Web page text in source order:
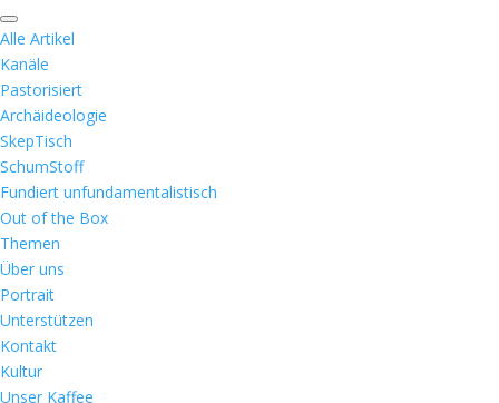
Alle Artikel
Kanäle
Pastorisiert
Archäideologie
SkepTisch
SchumStoff
Fundiert unfundamentalistisch
Out of the Box
Themen
Über uns
Portrait
Unterstützen
Kontakt
Kultur
Unser Kaffee